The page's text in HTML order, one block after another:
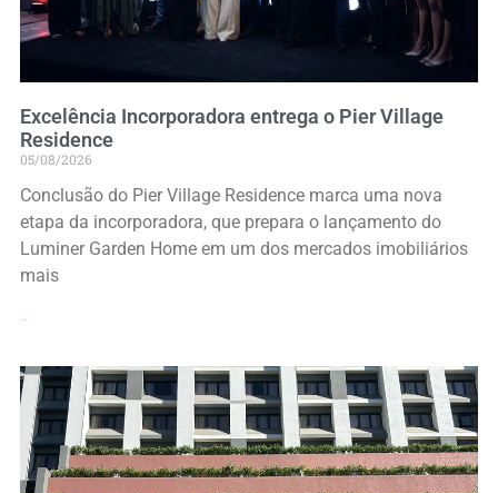
Excelência Incorporadora entrega o Pier Village
Residence
05/08/2026
Conclusão do Pier Village Residence marca uma nova
etapa da incorporadora, que prepara o lançamento do
Luminer Garden Home em um dos mercados imobiliários
mais